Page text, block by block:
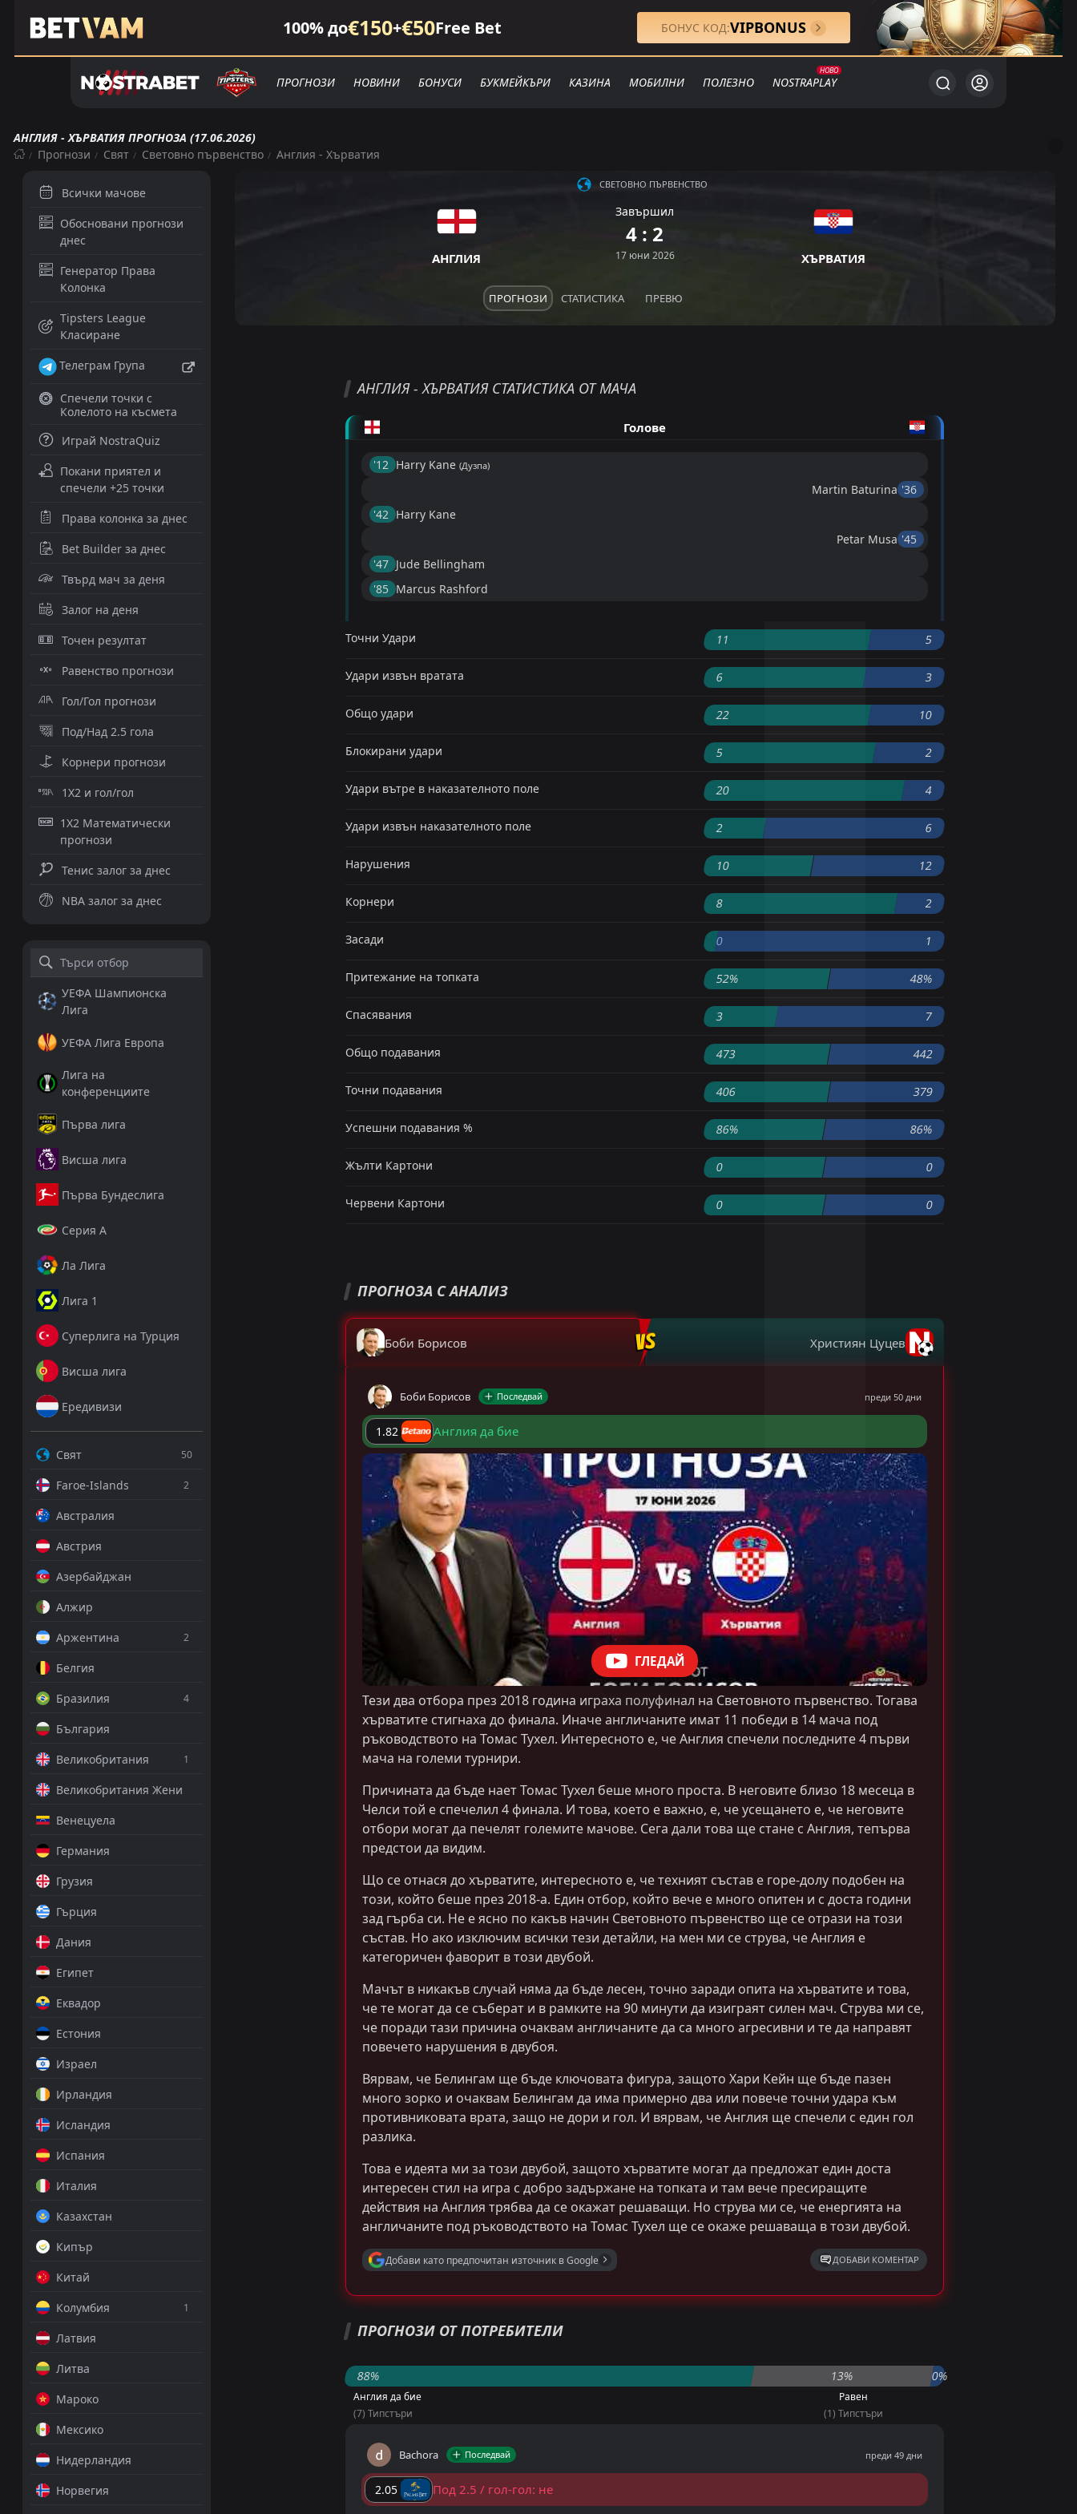
100% до€150+€50Free Bet БОНУС КОД:VIPBONUS
ПРОГНОЗИ НОВИНИ БОНУСИ БУКМЕЙКЪРИ КАЗИНА МОБИЛНИ ПОЛЕЗНО NOSTRAPLAY
АНГЛИЯ - ХЪРВАТИЯ ПРОГНОЗА (17.06.2026)
Прогнози
Свят Световно първенство Англия - Хърватия
Всички мачове
Обосновани прогнози
днес
Генератор Права
Колонка
Tipsters League
Класиране
Телеграм Група
Спечели точки с
Колелото на късмета
Играй NostraQuiz
Покани приятел и
спечели +25 точки
Права колонка за днес
Bet Builder за днес
Твърд мач за деня
Залог на деня
Точен резултат
Равенство прогнози
Гол/Гол прогнози
Под/Над 2.5 гола
Корнери прогнози
1X2 и гол/гол
1X2 Математически
прогнози
Тенис залог за днес
NBA залог за днес
УЕФА Шампионска
Лига
УЕФА Лига Европа
Лига на
конференциите
Първа лига
Висша лига
Първа Бундеслига
Серия А
Ла Лига
Лига 1
Суперлига на Турция
Висша лига
Ередивизи
Свят 50
Faroe-Islands 2
Австралия
Австрия
Азербайджан
Алжир
Аржентина
2
Белгия
Бразилия
4
България
Великобритания
1
Великобритания Жени
Венецуела
Германия
Грузия
Гърция
Дания
Египет
Еквадор
Естония
Израел
Ирландия
Исландия
Испания
Италия
Казахстан
Кипър
Китай
Колумбия
1
Латвия
Литва
Мароко
Мексико
Нидерландия
Норвегия
СВЕТОВНО ПЪРВЕНСТВО
АНГЛИЯ
Завършил
4 : 2
17 юни 2026 ХЪРВАТИЯ
ПРОГНОЗИ СТАТИСТИКА ПРЕВЮ
АНГЛИЯ - ХЪРВАТИЯ СТАТИСТИКА ОТ МАЧА
Голове
'12 ︎ Harry Kane (Дузпа)
Martin Baturina '36 ︎
'42 ︎ Harry Kane
Petar Musa '45 ︎
'47 ︎ Jude Bellingham
'85 ︎ Marcus Rashford
Точни Удари 11 5
Удари извън вратата 6 3
Общо удари 22 10
Блокирани удари 5 2
Удари вътре в наказателното поле 20 4
Удари извън наказателното поле 2 6
Нарушения 10 12
Корнери 8 2
Засади 0 1
Притежание на топката 52% 48%
Спасявания 3 7
Общо подавания 473 442
Точни подавания 406 379
Успешни подавания % 86% 86%
Жълти Картони 0 0
Червени Картони 0 0
ПРОГНОЗА С АНАЛИЗ
Боби Борисов Християн Цуцев
Боби Борисов Последвай преди 50 дни
1.82 Англия да бие
ГЛЕДАЙ
Тези два отбора през 2018 година играха полуфинал на Световното първенство. Тогава
хърватите стигнаха до финала. Иначе англичаните имат 11 победи в 14 мача под
ръководството на Томас Тухел. Интересното е, че Англия спечели последните 4 първи
мача на големи турнири.
Причината да бъде нает Томас Тухел беше много проста. В неговите близо 18 месеца в
Челси той е спечелил 4 финала. И това, което е важно, е, че усещането е, че неговите
отбори могат да печелят големите мачове. Сега дали това ще стане с Англия, тепърва
предстои да видим.
Що се отнася до хърватите, интересното е, че техният състав е горе-долу подобен на
този, който беше през 2018-а. Един отбор, който вече е много опитен и с доста години
зад гърба си. Не е ясно по какъв начин Световното първенство ще се отрази на този
състав. Но ако изключим всички тези детайли, на мен ми се струва, че Англия е
категоричен фаворит в този двубой.
Мачът в никакъв случай няма да бъде лесен, точно заради опита на хърватите и това,
че те могат да се съберат и в рамките на 90 минути да изиграят силен мач. Струва ми се,
че поради тази причина очаквам англичаните да са много агресивни и те да направят
повечето нарушения в двубоя.
Вярвам, че Белингам ще бъде ключовата фигура, защото Хари Кейн ще бъде пазен
много зорко и очаквам Белингам да има примерно два или повече точни удара към
противниковата врата, защо не дори и гол. И вярвам, че Англия ще спечели с един гол
разлика.
Това е идеята ми за този двубой, защото хърватите могат да предложат един доста
интересен стил на игра с добро задържане на топката и там вече пресиращите
действия на Англия трябва да се окажат решаващи. Но струва ми се, че енергията на
англичаните под ръководството на Томас Тухел ще се окаже решаваща в този двубой.
Добави като предпочитан източник в Google ДОБАВИ КОМЕНТАР
PRO ТИПСТЪР
Последвай
1.85 Над 8.5 Корнера
1.40
съмнение противопоставя Англия и Хърватия. Това е сблъсък между два отбора с
високи амбиции, а изходът му може да се окаже решаващ за първото място в групата.
Последната официална среща помежду им беше на Европейското първенство през 2021
ПРОГНОЗИ ОТ ПОТРЕБИТЕЛИ
88% 13% 0%
Англия да бие
(7) Типстъри
Равен
(1) Типстъри
Bachora Последвай преди 49 дни
2.05 Под 2.5 / гол-гол: не